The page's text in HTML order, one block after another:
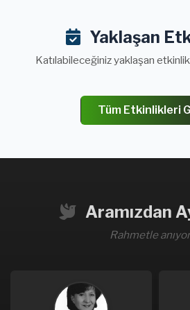
Yaklaşan
Katılabileceğiniz yaklaşan
Tüm Etkinlikleri
Aramızdan
Rahmetle